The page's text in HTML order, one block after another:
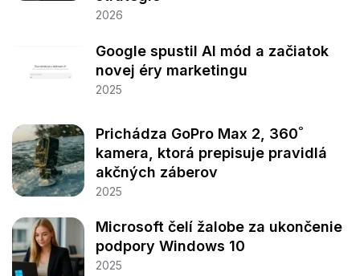
2026
Google spustil AI mód a začiatok
novej éry marketingu
2025
Prichádza GoPro Max 2, 360˚
kamera, ktorá prepisuje pravidlá
akčných záberov
2025
Microsoft čelí žalobe za ukončenie
podpory Windows 10
2025